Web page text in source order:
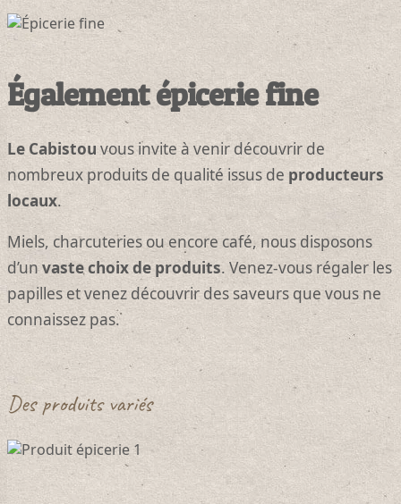
Également épicerie fine
Le Cabistouvous invite à venir découvrir de
nombreux produits de qualité issus de producteurs
locaux.
Miels, charcuteries ou encore café, nous disposons
d’unvaste choix de produits. Venez-vous régaler les
papilles et venez découvrir des saveurs que vous ne
connaissez pas.
Des produits variés